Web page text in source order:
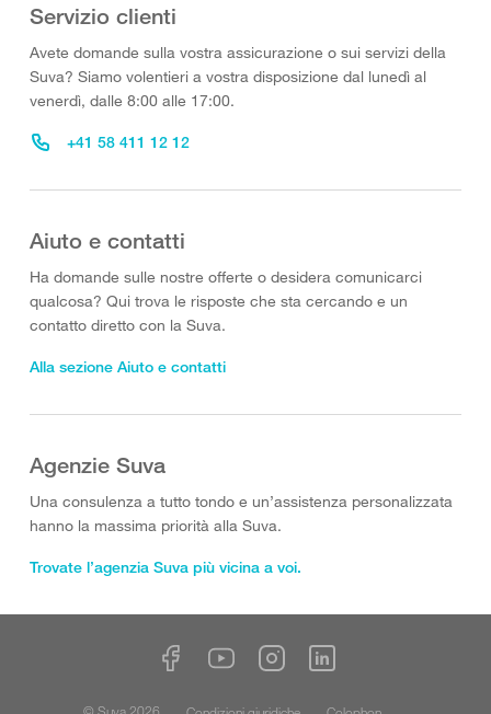
Servizio clienti
Avete domande sulla vostra assicurazione o sui servizi della
Suva? Siamo volentieri a vostra disposizione dal lunedì al
venerdì, dalle 8:00 alle 17:00.
+41 58 411 12 12
Aiuto e contatti
Ha domande sulle nostre offerte o desidera comunicarci
qualcosa? Qui trova le risposte che sta cercando e un
contatto diretto con la Suva.
Alla sezione Aiuto e contatti
Agenzie Suva
Una consulenza a tutto tondo e un’assistenza personalizzata
hanno la massima priorità alla Suva.
Trovate l’agenzia Suva più vicina a voi.